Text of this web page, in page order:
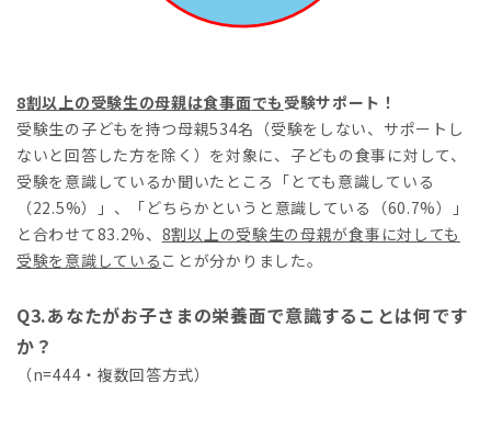
8割以上の受験生の母親は食事面でも 受験サポート！
受験生の子どもを持つ母親534名（受験をしない、サポートし
ないと回答した方を除く）を対象に、子どもの食事に対して、
受験を意識しているか聞いたところ「とても意識している
（22.5%）」、「どちらかというと意識している（60.7%）」
と合わせて83.2%、 8割以上の受験生の母親が食事に対しても
受験を意識している ことが分かりました。
Q3.あなたがお子さまの栄養面で意識することは何です
か？
（n=444・複数回答方式）